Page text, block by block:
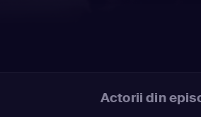
Actorii din